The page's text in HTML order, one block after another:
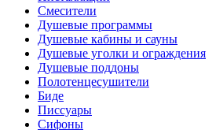
Смесители
Душевые программы
Душевые кабины и сауны
Душевые уголки и ограждения
Душевые поддоны
Полотенцесушители
Биде
Писсуары
Сифоны